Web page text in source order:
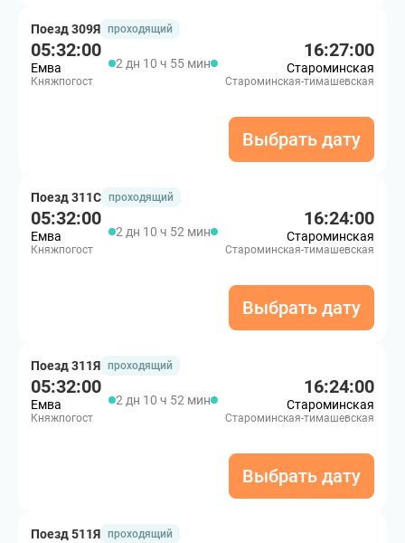
Поезд 309Я проходящий
05:32:00
Емва
Княжпогост
2 дн 10 ч 55 мин
16:27:00
Староминская
Староминская-тимашевская
Выбрать дату
Поезд 311С проходящий
05:32:00
Емва
Княжпогост
2 дн 10 ч 52 мин
16:24:00
Староминская
Староминская-тимашевская
Выбрать дату
Поезд 311Я проходящий
05:32:00
Емва
Княжпогост
2 дн 10 ч 52 мин
16:24:00
Староминская
Староминская-тимашевская
Выбрать дату
Поезд 511Я проходящий